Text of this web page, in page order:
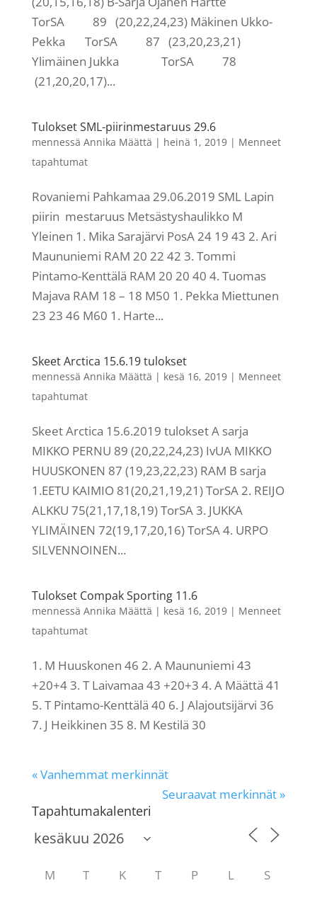
TorSA 89 (20,22,24,23) Mäkinen Ukko-
Pekka TorSA 87 (23,20,23,21)
Ylimäinen Jukka TorSA 78
(21,20,20,17)...
Tulokset SML-piirinmestaruus 29.6
mennessä Annika Määttä | heinä 1, 2019| Menneet
tapahtumat
Rovaniemi Pahkamaa 29.06.2019 SML Lapin
piirin mestaruus Metsästyshaulikko M
Yleinen 1. Mika Sarajärvi PosA 24 19 43 2. Ari
Maununiemi RAM 20 22 42 3. Tommi
Pintamo-Kenttälä RAM 20 20 40 4. Tuomas
Majava RAM 18 – 18 M50 1. Pekka Miettunen
23 23 46 M60 1. Harte...
Skeet Arctica 15.6.19 tulokset
mennessä Annika Määttä | kesä 16, 2019| Menneet
tapahtumat
Skeet Arctica 15.6.2019 tulokset A sarja
MIKKO PERNU 89 (20,22,24,23) IvUA MIKKO
HUUSKONEN 87 (19,23,22,23) RAM B sarja
1.EETU KAIMIO 81(20,21,19,21) TorSA 2. REIJO
ALKKU 75(21,17,18,19) TorSA 3. JUKKA
YLIMÄINEN 72(19,17,20,16) TorSA 4. URPO
SILVENNOINEN...
Tulokset Compak Sporting 11.6
mennessä Annika Määttä | kesä 16, 2019| Menneet
tapahtumat
1. M Huuskonen 46 2. A Maununiemi 43
+20+4 3. T Laivamaa 43 +20+3 4. A Määttä 41
5. T Pintamo-Kenttälä 40 6. J Alajoutsijärvi 36
7. J Heikkinen 35 8. M Kestilä 30
« Vanhemmat merkinnät
Seuraavat merkinnät »
Tapahtumakalenteri
M T K T P L S